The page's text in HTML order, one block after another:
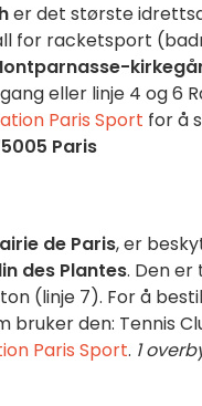
er det største
for racketsport
eller linje 4 og 6
Paris Sport for å
Paris
de Paris, er
des Plantes. Den
(linje 7). For å
den: Tennis
Paris Sport. 1